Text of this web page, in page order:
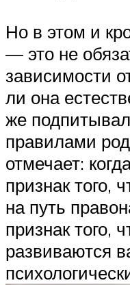
Но в этом и
— это не
зависимости
ли она
же
правилами
отмечает:
признак того,
на путь
признак того,
развиваются